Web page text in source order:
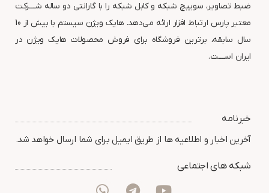
ضبط تصاویر، سوییچ شبکه و کابل شبکه را با گارانتی دو ساله شــــرکت
معتبر پارس ارتباط افزار ارائه می‌دهد. هایک ویژن سیستم با بیش از 10
سال سابقه، برترین فروشگاه برای فروش محصولات هایک ویژن در
ایران اســــت.
خبرنامه
آخرین اخبار و اطلاعیه ها از طریق ایمیل برای شما ارسال خواهد شد.
شبکه های اجتماعی